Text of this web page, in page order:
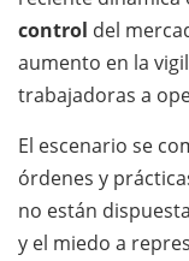
control del
aumento en la
trabajadoras a
El escenario se
órdenes y
no están
y el miedo a